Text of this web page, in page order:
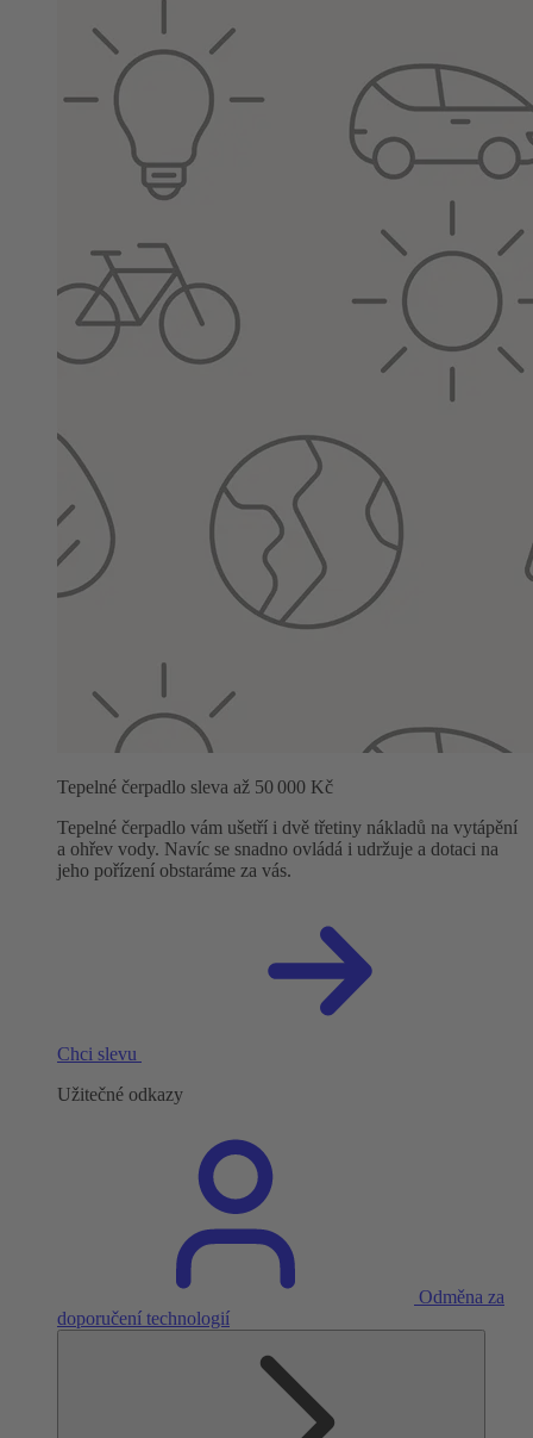
Tepelné čerpadlo sleva až 50 000 Kč
Tepelné čerpadlo vám ušetří i dvě třetiny nákladů na vytápění
a ohřev vody. Navíc se snadno ovládá i udržuje a dotaci na
jeho pořízení obstaráme za vás.
Chci slevu
Užitečné odkazy
Odměna za
doporučení technologií